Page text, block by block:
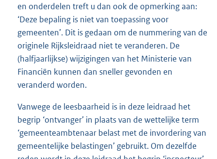
en onderdelen treft u dan ook de opmerking aan:
‘Deze bepaling is niet van toepassing voor
gemeenten’. Dit is gedaan om de nummering van de
originele Rijksleidraad niet te veranderen. De
(halfjaarlijkse) wijzigingen van het Ministerie van
Financiën kunnen dan sneller gevonden en
veranderd worden.
Vanwege de leesbaarheid is in deze leidraad het
begrip ‘ontvanger’ in plaats van de wettelijke term
‘gemeenteambtenaar belast met de invordering van
gemeentelijke belastingen’ gebruikt. Om dezelfde